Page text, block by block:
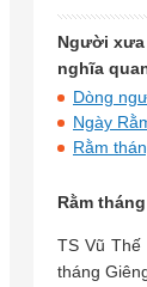
Người xưa
nghĩa
Dòng
Ngày
Rằm
Rằm
TS Vũ
tháng